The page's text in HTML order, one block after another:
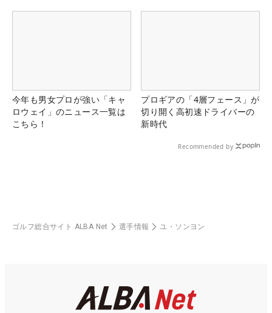
今年も男女プロが強い「キャ
ロウェイ」のニュース一覧は
こちら！
プロギアの「4層フェース」が
切り開く高初速ドライバーの
新時代
Recommended by
ゴルフ総合サイト ALBA Net 選手情報 ユ・ソンヨン